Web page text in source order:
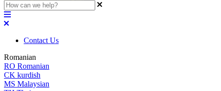
Contact Us
Romanian
RO Romanian
CK kurdish
MS Malaysian